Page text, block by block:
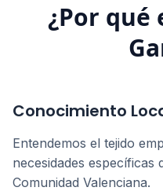
¿Por qué
Conocimiento
Entendemos el tejido
necesidades específicas
Comunidad Valenciana.